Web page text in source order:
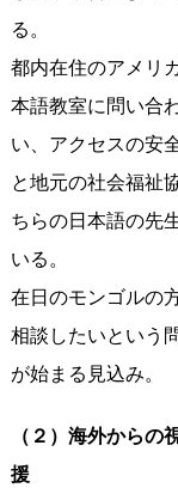
る。
都内在住のアメリ
本語教室に問い合
い、アクセスの安
と地元の社会福祉
ちらの日本語の先
いる。
在日のモンゴルの
相談したいという
が始まる見込み。
（２）海外からの
援